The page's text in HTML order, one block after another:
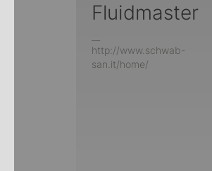
Fluidmaster
http://www.schwab-
san.it/home/